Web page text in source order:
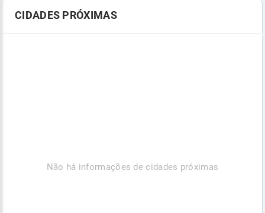
CIDADES PRÓXIMAS
Não há informações de cidades próximas